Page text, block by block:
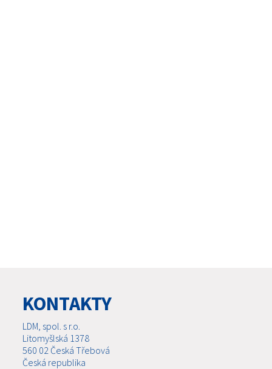
KONTAKTY
LDM, spol. s r.o.
Litomyšlská 1378
560 02 Česká Třebová
Česká republika